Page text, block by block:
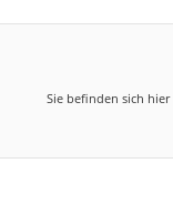
Sie befinden sich hier